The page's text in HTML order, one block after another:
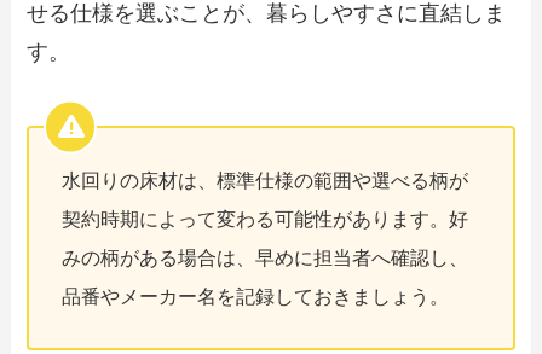
せる仕様を選ぶことが、暮らしやすさに直結しま
す。
水回りの床材は、標準仕様の範囲や選べる柄が
契約時期によって変わる可能性があります。好
みの柄がある場合は、早めに担当者へ確認し、
品番やメーカー名を記録しておきましょう。